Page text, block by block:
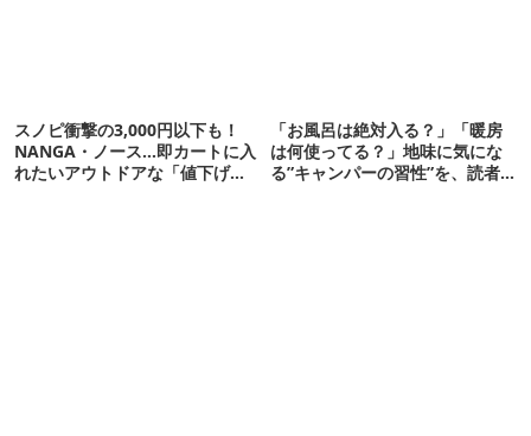
スノピ衝撃の3,000円以下も！
NANGA・ノース…即カートに入
れたいアウトドアな「値下げ夏
「お風呂は絶対入る？」「暖房
は何使ってる？」地味に気にな
る”キャンパーの習性”を、読者